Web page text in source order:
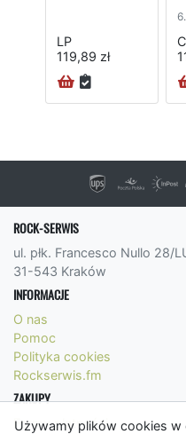
Używamy plików cookies w
LP
119,89 zł
ROCK-SERWIS
ul. płk. Francesco Nullo 28/
31-543 Kraków
INFORMACJE
O nas
Pomoc
Polityka cookies
Rockserwis.fm
ZAKUPY
Formy płatności